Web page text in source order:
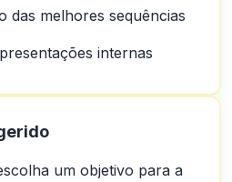
das melhores sequências
internas
um objetivo para a